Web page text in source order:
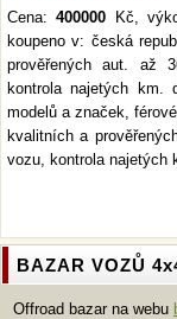
Cena:400000 Kč,
koupeno v: česká
prověřených aut. až
kontrola najetých km.
modelů a značek,
kvalitních a
vozu, kontrola
BAZAR VOZŮ
Offroad bazar na webu